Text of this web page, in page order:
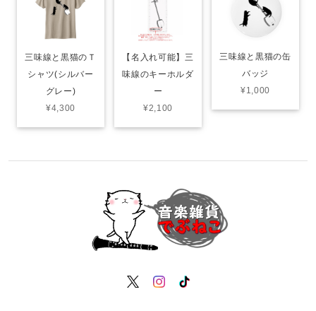
三味線と黒猫のＴ
シャツ(シルバー
グレー)
¥4,300
【名入れ可能】三
味線のキーホルダ
ー
¥2,100
三味線と黒猫の缶
バッジ
¥1,000